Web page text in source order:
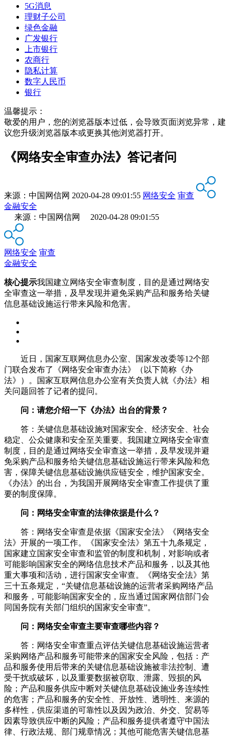
5G消息
理财子公司
绿色金融
广发银行
上市银行
农商行
隐私计算
数字人民币
银行
温馨提示：
敬爱的用户，您的浏览器版本过低，会导致页面浏览异常，建
议您升级浏览器版本或更换其他浏览器打开。
​《网络安全审查办法》答记者问
来源： 中国网信网 2020-04-28 09:01:55 网络安全 审查
金融安全
来源：中国网信网 2020-04-28 09:01:55
网络安全 审查
金融安全
核心提示我国建立网络安全审查制度，目的是通过网络安
全审查这一举措，及早发现并避免采购产品和服务给关键
信息基础设施运行带来风险和危害。
近日，国家互联网信息办公室、国家发改委等12个部
门联合发布了《网络安全审查办法》（以下简称《办
法》）。国家互联网信息办公室有关负责人就《办法》相
关问题回答了记者的提问。
问：请您介绍一下《办法》出台的背景？
答：关键信息基础设施对国家安全、经济安全、社会
稳定、公众健康和安全至关重要。我国建立网络安全审查
制度，目的是通过网络安全审查这一举措，及早发现并避
免采购产品和服务给关键信息基础设施运行带来风险和危
害，保障关键信息基础设施供应链安全，维护国家安全。
《办法》的出台，为我国开展网络安全审查工作提供了重
要的制度保障。
问：网络安全审查的法律依据是什么？
答：网络安全审查是依据《国家安全法》《网络安全
法》开展的一项工作。《国家安全法》第五十九条规定，
国家建立国家安全审查和监管的制度和机制，对影响或者
可能影响国家安全的网络信息技术产品和服务，以及其他
重大事项和活动，进行国家安全审查。《网络安全法》第
三十五条规定，“关键信息基础设施的运营者采购网络产品
和服务，可能影响国家安全的，应当通过国家网信部门会
同国务院有关部门组织的国家安全审查”。
问：网络安全审查主要审查哪些内容？
答：网络安全审查重点评估关键信息基础设施运营者
采购网络产品和服务可能带来的国家安全风险，包括：产
品和服务使用后带来的关键信息基础设施被非法控制、遭
受干扰或破坏，以及重要数据被窃取、泄露、毁损的风
险；产品和服务供应中断对关键信息基础设施业务连续性
的危害；产品和服务的安全性、开放性、透明性、来源的
多样性，供应渠道的可靠性以及因为政治、外交、贸易等
因素导致供应中断的风险；产品和服务提供者遵守中国法
律、行政法规、部门规章情况；其他可能危害关键信息基